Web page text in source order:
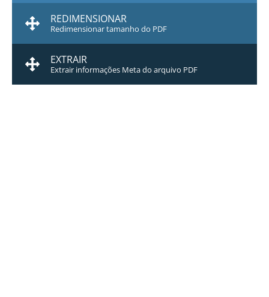
REDIMENSIONAR
Redimensionar tamanho do PDF
EXTRAIR
Extrair informações Meta do arquivo PDF